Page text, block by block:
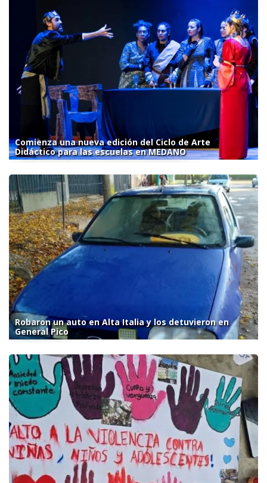
Comienza una nueva edición del Ciclo de Arte
Didáctico para las escuelas en MEDANO
Robaron un auto en Alta Italia y los detuvieron en
General Pico